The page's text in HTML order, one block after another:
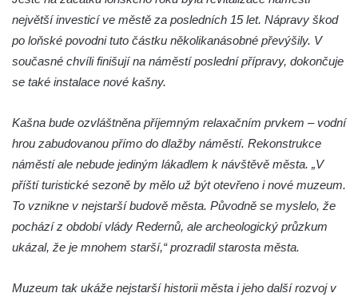
Delfín na Sfingovém rybníku v zámeckém
parku v Duchcově
parku v Duchcově
Socha Minervy na nádvoří zámku v
Duchcově
Socha Herkula se saní na nádvoří zámku v
Duchcově
Socha Herkula se lvem na nádvoří zámku v
Duchcově
největší investicí ve městě za posledních 15 let. Nápravy škod
po loňské povodni tuto částku několikanásobné převýšily. V
současné chvíli finišují na náměstí poslední přípravy, dokončuje
se také instalace nové kašny.
Kašna bude ozvláštněna příjemným relaxačním prvkem – vodní
hrou zabudovanou přímo do dlažby náměstí. Rekonstrukce
náměstí ale nebude jediným lákadlem k návštěvě města. „V
příští turistické sezoně by mělo už být otevřeno i nové muzeum.
To vznikne v nejstarší budově města. Původně se myslelo, že
pochází z období vlády Redernů, ale archeologický průzkum
ukázal, že je mnohem starší,“ prozradil starosta města.
Muzeum tak ukáže nejstarší historii města i jeho další rozvoj v